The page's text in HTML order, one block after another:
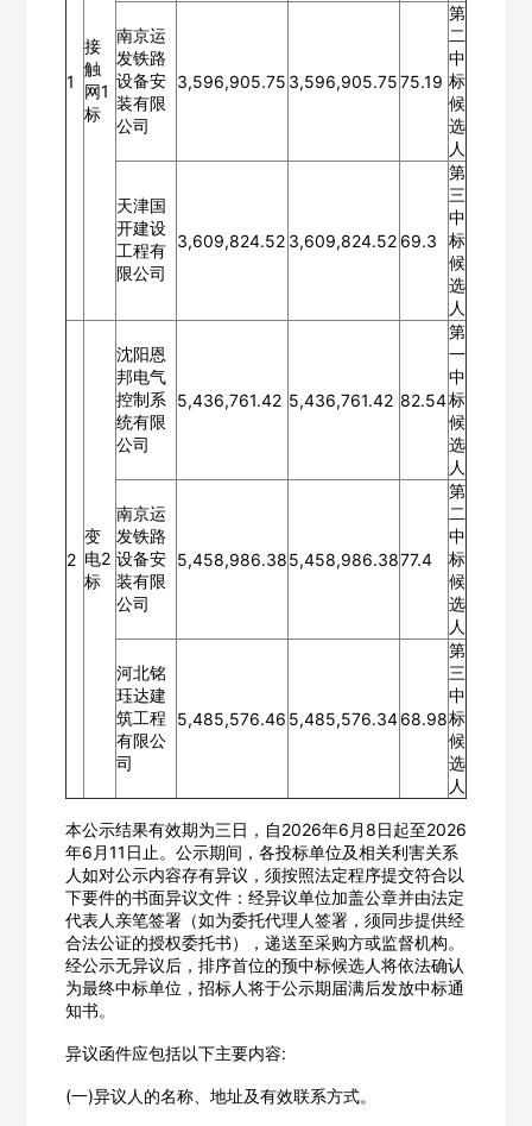
1
接
触
网1
标
南京运
发铁路
设备安
装有限
公司
3,596,905.75 3,596,905.7575.19
第
二
中
标
候
选
人
天津国
开建设
工程有
限公司
3,609,824.52 3,609,824.52 69.3
第
三
中
标
候
选
人
2
变
电2
标
沈阳恩
邦电气
控制系
统有限
公司
5,436,761.42 5,436,761.42 82.54
第
一
中
标
候
选
人
南京运
发铁路
设备安
装有限
公司
5,458,986.385,458,986.3877.4
第
二
中
标
候
选
人
河北铭
珏达建
筑工程
有限公
司
5,485,576.46 5,485,576.3468.98
第
三
中
标
候
选
人
本公示结果有效期为三日，自2026年6月8日起至2026
年6月11日止。公示期间，各投标单位及相关利害关系
人如对公示内容存有异议，须按照法定程序提交符合以
下要件的书面异议文件：经异议单位加盖公章并由法定
代表人亲笔签署（如为委托代理人签署，须同步提供经
合法公证的授权委托书），递送至采购方或监督机构。
经公示无异议后，排序首位的预中标候选人将依法确认
为最终中标单位，招标人将于公示期届满后发放中标通
知书。
异议函件应包括以下主要内容:
(一)异议人的名称、地址及有效联系方式。
欢迎入驻供应商 ဆ
公司名称